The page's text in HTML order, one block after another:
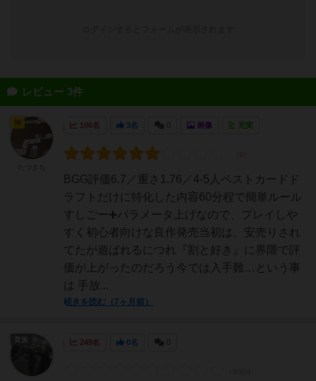
レビュー 3件
106名 3名 画像 充実
BGG評価6.7／重さ1.76／4-5人ベストカードド
ラフトだけに特化した内容60分程で簡単ルール
すしごー➕パラメータ上げなので、プレイしや
すく初心者向けな良作発売当初は、安売りされ
てたが遊ばれるにつれ『割と好き』に界隈で評
価が上がったのだろう今では入手難…という事
は 手放...
続きを読む（7ヶ月前）
249名 0名